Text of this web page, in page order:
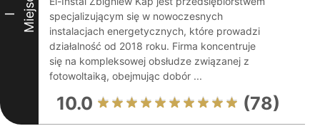
I Miejsce
specjalizującym się w nowoczesnych
instalacjach energetycznych, które prowadzi
działalność od 2018 roku. Firma koncentruje
się na kompleksowej obsłudze związanej z
fotowoltaiką, obejmując dobór ...
10.0 (78)